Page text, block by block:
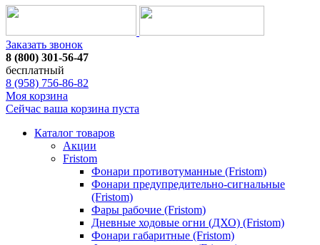
Заказать звонок
8 (800) 301-56-47
бесплатный
8 (958) 756-86-82
Моя корзина
Сейчас ваша корзина пуста
Каталог товаров
Акции
Fristom
Фонари противотуманные (Fristom)
Фонари предупредительно-сигнальные
(Fristom)
Фары рабочие (Fristom)
Дневные ходовые огни (ДХО) (Fristom)
Фонари габаритные (Fristom)